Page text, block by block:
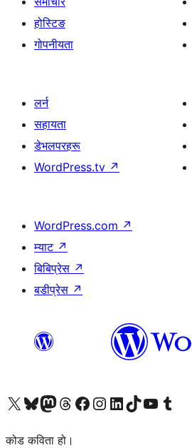
होस्टिङ
गोपनीयता
लर्न
सहायता
डेभलपरहरू
WordPress.tv ↗
WordPress.com ↗
म्याट ↗
बिबिप्रेस ↗
बडीप्रेस ↗
हाम्रो X (पहिले ट्विटर) खातामा जानुहोस्
हाम्रो Bluesky खाता भ्रमण गर्नुहोस्
हाम्रो म्यास्टोडन खाता भ्रमण गर्नुहोस्
हाम्रो थ्रेड्स खातामा जानुहोस्
हाम्रो फेसबुक पेजमा जानुहोस्
हाम्रो इन्स्टाग्राम खातामा जानुहोस्
हाम्रो लिङ्क्डइन खातामा जानुहोस्
हाम्रो TikTok खाता भ्रमण गर्नुहोस्
हाम्रो युट्युब च्यानलमा जानुहोस्
हाम्रो टम्बलर खाता भ्रमण गर्नुहोस्
कोड कविता हो।